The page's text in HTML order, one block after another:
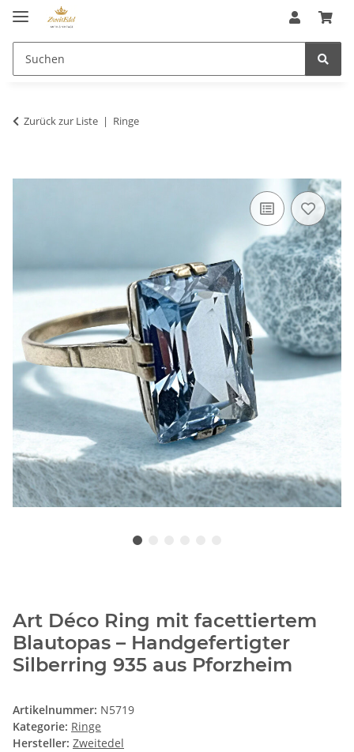
Zurück zur Liste Ringe
Art Déco Ring mit facettiertem
Blautopas – Handgefertigter
Silberring 935 aus Pforzheim
Artikelnummer: N5719
Kategorie: Ringe
Hersteller: Zweitedel